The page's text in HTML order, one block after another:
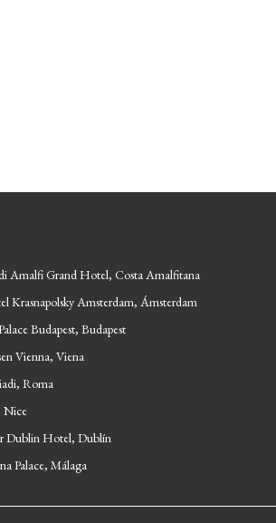
Amalfi Grand Hotel, Costa Amalfitana
Krasnapolsky Amsterdam, Ámsterdam
Budapest, Budapest
Vienna, Viena
Roma
Nice
Dublin Hotel, Dublín
Palace, Málaga